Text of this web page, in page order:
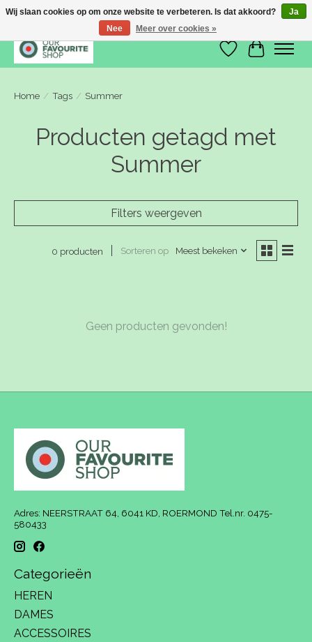
Verlanglijst
Home / Tags / Summer
Producten getagd met
Summer
Filters weergeven
0 producten Sorteren op Meest bekeken
Geen producten gevonden!
Adres: NEERSTRAAT 64, 6041 KD, ROERMOND Tel.nr. 0475-
580433
Categorieën
HEREN
DAMES
ACCESSOIRES
Wij slaan cookies op om onze website te verbeteren. Is dat akkoord?
Ja
Nee
Meer over cookies »